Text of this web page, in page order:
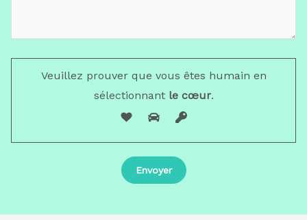
Veuillez prouver que vous êtes humain en
sélectionnantle cœur.